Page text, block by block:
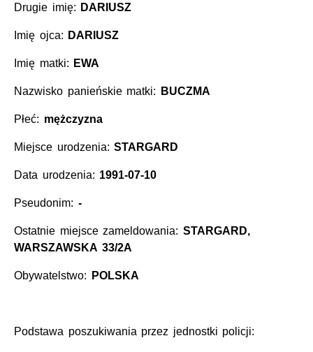
Drugie imię: DARIUSZ
Imię ojca: DARIUSZ
Imię matki: EWA
Nazwisko panieńskie matki: BUCZMA
Płeć: mężczyzna
Miejsce urodzenia:STARGARD
Data urodzenia: 1991-07-10
Pseudonim: -
Ostatnie miejsce zameldowania: STARGARD,
WARSZAWSKA 33/2A
Obywatelstwo: POLSKA
Podstawa poszukiwania przez jednostki policji: